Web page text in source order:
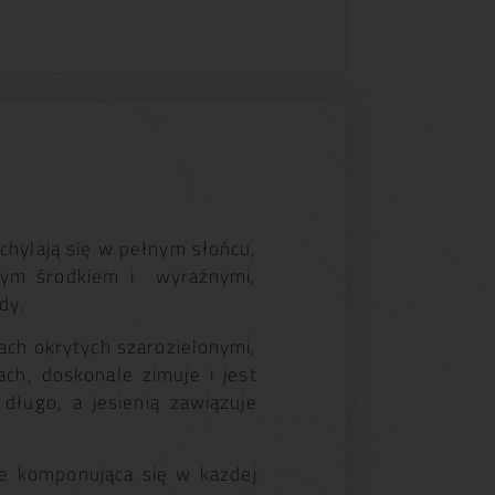
się w pełnym słońcu,
środkiem i wyraźnymi,
okrytych szarozielonymi,
doskonale zimuje i jest
a jesienią zawiązuje
się w każdej